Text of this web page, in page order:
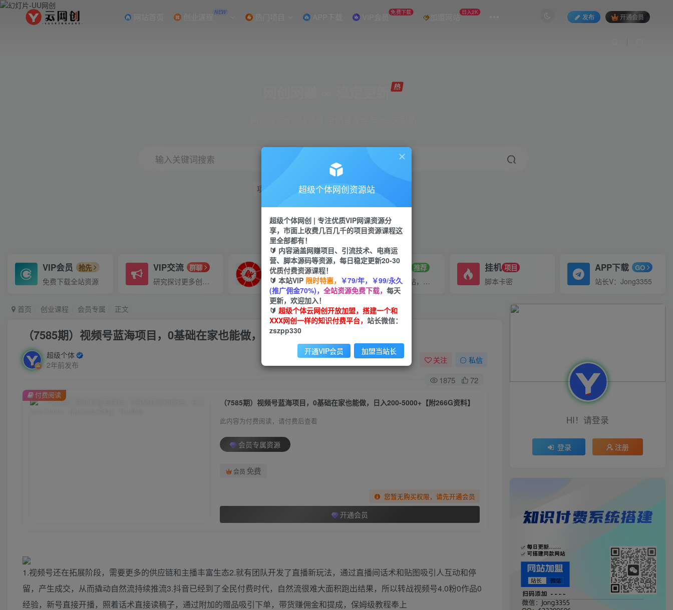
创业课程 NEW 热门项目 APP下载 VIP会员 免费下载 加盟网站 日入2K
发布 开通会员
输入关键词搜索
项目 引流 短视频 小红书
VIP会员 抢先
免费下载全站资源
VIP交流 群聊
研究探讨更多创业项目路子。
VIP推广
70%分佣
会员专属推广链接
招募站长 推荐
搭建同款网站，自己当老板
挂机 项目
脚本卡密
APP下载 GO
站长V：Jong3355
首页 创业课程 会员专属 正文
（7585期）视频号蓝海项目，0基础在家也能做，日入200-5000+【附266G资料】
超级个体
2年前发布
关注 私信
1875 72
（7585期）视频号蓝海项目，0基础在家也能做，日入200-5000+【附266G资料】
此内容为付费阅读，请付费后查看
会员专属资源
会员 免费
您暂无购买权限，请先开通会员
开通会员
付费阅读
1.视频号还在拓展阶段，需要更多的供应链和主播丰富生态2.就有团队开发了直播新玩法，通过直播间话术和贴图吸引人互动和停
留，产生成交，从而撬动自然流持续推流3.抖音已经到了全民付费时代，自然流很难大面积跑出结果，所以转战视频号4.0粉0作品0
经验，新号直接开播，照着话术直接读稿子，通过附加的赠品吸引下单，带货赚佣金和提成，保姆级教程奉上
HI！请登录
登录 注册
超级个体网创资源站
超级个体网创 | 专注优质VIP网课资源分
享，市面上收费几百几千的项目资源课程这
里全部都有！
🔰 内容涵盖网赚项目、引流技术、电商运
营、脚本源码等资源，每日稳定更新20-30
优质付费资源课程！
🔰 本站VIP 限时特惠， ￥79/年，￥99/永久
(推广佣金70%)， 全站资源免费下载， 每天
更新，欢迎加入！
🔰 超级个体云网创开放加盟，搭建一个和
XXX网创一样的知识付费平台， 站长微信：
zszpp330
开通VIP会员 加盟当站长